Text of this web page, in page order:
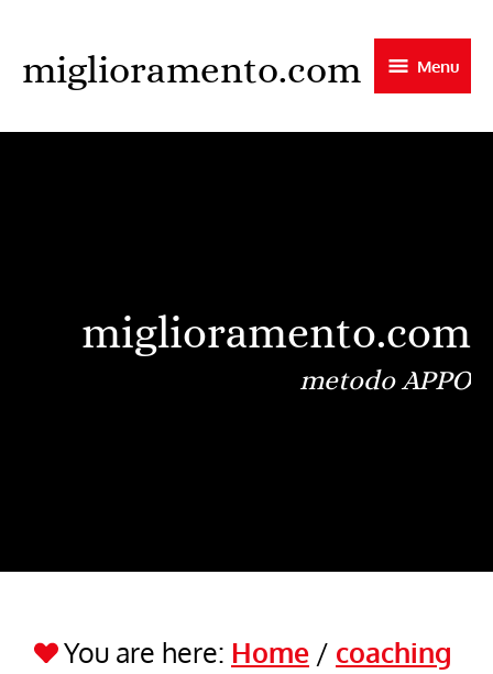
to
content
miglioramento.com Menu
miglioramento.com
metodo APPO
You are here: Home / coaching